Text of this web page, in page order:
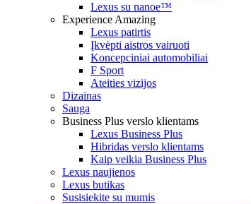
Lexus su nanoe™
Experience Amazing
Lexus patirtis
Įkvėpti aistros vairuoti
Koncepciniai automobiliai
F Sport
Ateities vizijos
Dizainas
Sauga
Business Plus verslo klientams
Lexus Business Plus
Hibridas verslo klientams
Kaip veikia Business Plus
Lexus naujienos
Lexus butikas
Susisiekite su mumis